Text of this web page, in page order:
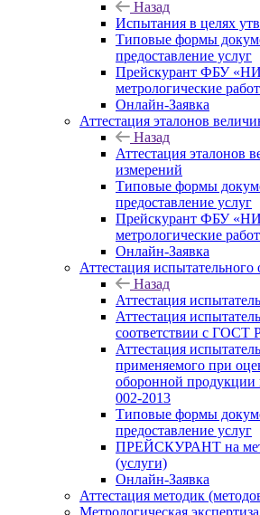
Назад
Испытания в целях
Типовые формы
предоставление услуг
Прейскурант ФБУ
метрологические
Онлайн-Заявка
Аттестация эталонов
Назад
Аттестация эталонов
измерений
Типовые формы
предоставление услуг
Прейскурант ФБУ
метрологические
Онлайн-Заявка
Аттестация испытательного
Назад
Аттестация
Аттестация
соответствии с ГОСТ
Аттестация
применяемого при
оборонной
002-2013
Типовые формы
предоставление услуг
ПРЕЙСКУРАНТ на
(услуги)
Онлайн-Заявка
Аттестация методик
Метрологическая экспертиза